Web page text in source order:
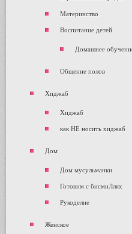
Материнство
Воспитание детей
Домашнее
Общение полов
Хиджаб
Хиджаб
как НЕ носить хиджаб
Дом
Дом мусульманки
Готовим с бисмиЛлях
Рукоделие
Женское